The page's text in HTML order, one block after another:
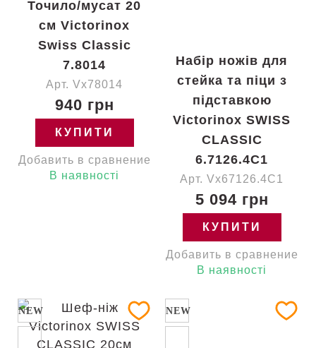
Точило/мусат 20
см Victorinox
Swiss Classic
7.8014
Арт. Vx78014
940 грн
КУПИТИ
Добавить в сравнение
В наявності
Набір ножів для
стейка та піци з
підставкою
Victorinox SWISS
CLASSIC
6.7126.4C1
Арт. Vx67126.4C1
5 094 грн
КУПИТИ
Добавить в сравнение
В наявності
NEW NEW